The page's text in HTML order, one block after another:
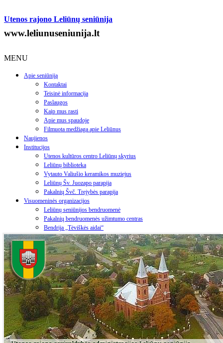
Utenos rajono Leliūnų seniūnija
www.leliunuseniunija.lt
MENU
Apie seniūniją
Kontaktai
Teisinė informacija
Paslaugos
Kaip mus rasti
Apie mus spaudoje
Filmuota medžiaga apie Leliūnus
Naujienos
Institucijos
Utenos kultūros centro Leliūnų skyrius
Leliūnų biblioteka
Vytauto Valiušio keramikos muziejus
Leliūnų Šv. Juozapo parapija
Pakalnių Švč. Trejybės parapija
Visuomeninės organizacijos
Leliūnų seniūnijos bendruomenė
Pakalnių bendruomenės užimtumo centras
Bendrija „Tėviškės aidai“